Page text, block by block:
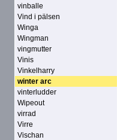
vinballe
Vind i pälsen
Winga
Wingman
vingmutter
Vinis
Vinkelharry
winter arc
vinterludder
Wipeout
virrad
Virre
Vischan